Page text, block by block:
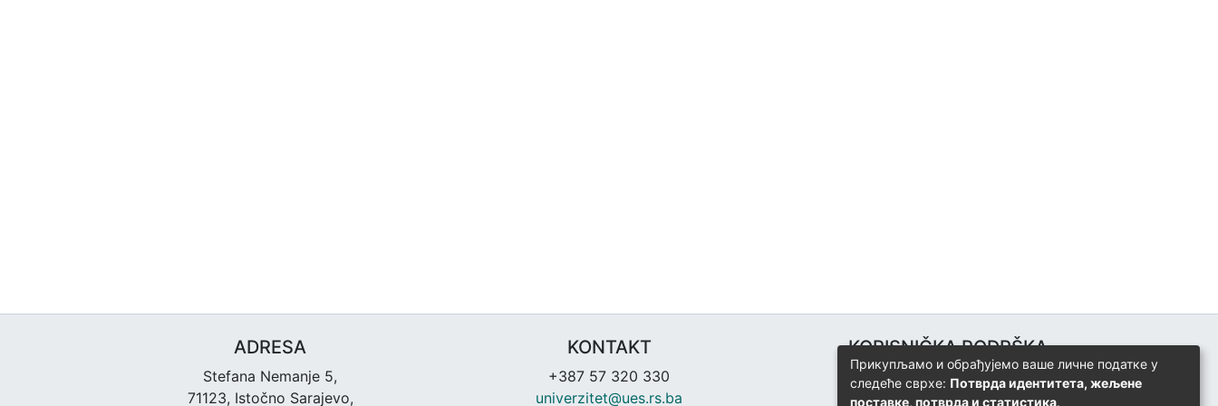
ADRESA
Stefana Nemanje 5,
71123, Istočno Sarajevo,
KONTAKT
+387 57 320 330
univerzitet@ues.rs.ba
KORISNIČKA PODRŠKA
Univerzitetski računarski centar
+387 57 320 140
Прикупљамо и обрађујемо ваше личне податке у
следеће сврхе: Потврда идентитета, жељене
поставке, потврда и статистика.